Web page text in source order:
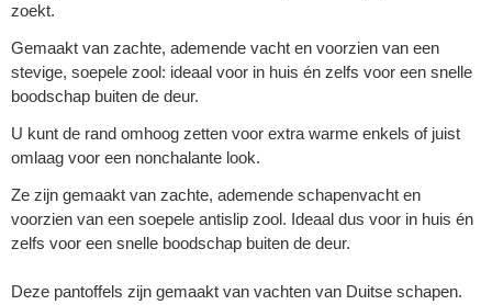
zoekt.
Gemaakt van zachte, ademende vacht en voorzien van een
stevige, soepele zool: ideaal voor in huis én zelfs voor een snelle
boodschap buiten de deur.
U kunt de rand omhoog zetten voor extra warme enkels of juist
omlaag voor een nonchalante look.
Ze zijn gemaakt van zachte, ademende schapenvacht en
voorzien van een soepele antislip zool. Ideaal dus voor in huis én
zelfs voor een snelle boodschap buiten de deur.
Deze pantoffels zijn gemaakt van vachten van Duitse schapen.